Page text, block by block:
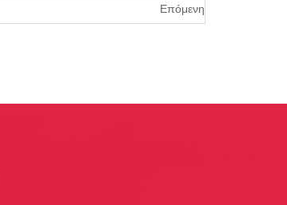
Επόμενη